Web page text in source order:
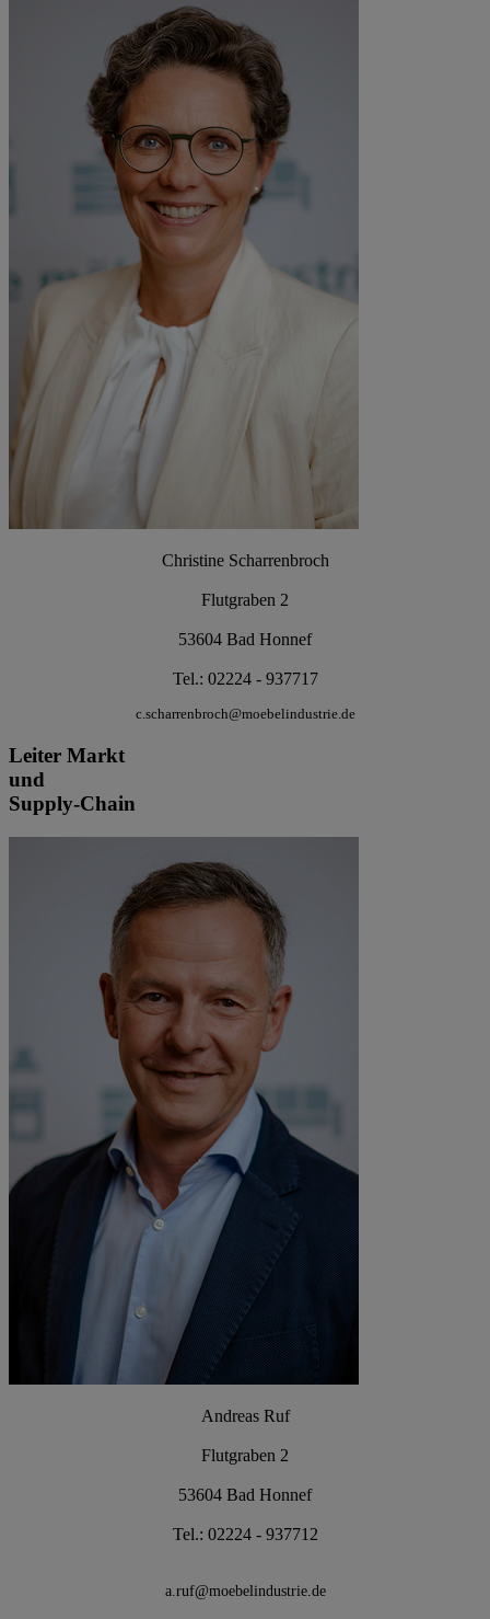
Christine Scharrenbroch
Flutgraben 2
53604 Bad Honnef
Tel.: 02224 - 937717
c.scharrenbroch@moebelindustrie.de
Leiter Markt
und
Supply-Chain
Andreas Ruf
Flutgraben 2
53604 Bad Honnef
Tel.: 02224 - 937712
a.ruf@moebelindustrie.de